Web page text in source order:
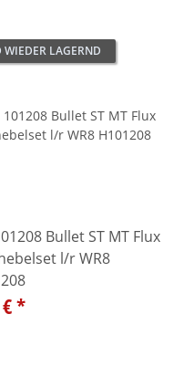
WIEDER LAGERND
Bullet ST MT Flux
l/r WR8
*